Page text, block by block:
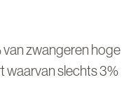
van zwangeren hoge
waarvan slechts 3%